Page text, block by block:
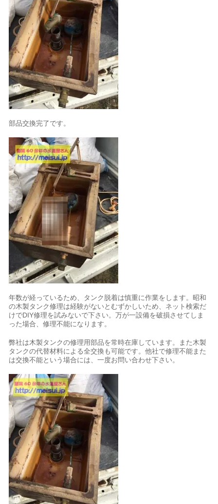
部品交換完了です。
年数が経っているため、タンク脱着は慎重に作業をします。昭和
の木製タンク修理は経験がないとむずかしいため、ネット検索だ
けでDIY修理を試みないで下さい。万が一設備を破損させてしま
った場合、修理不能になります。
弊社は木製タンクの修理用部品を常時在庫しています。また木製
タンクの代替材料による全交換も可能です。他社で修理不能また
は交換不能という場合には、一度お問い合わせ下さい。